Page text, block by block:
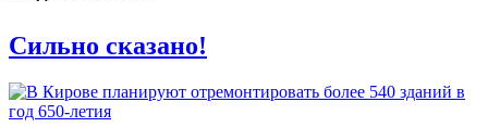
Сильно сказано!